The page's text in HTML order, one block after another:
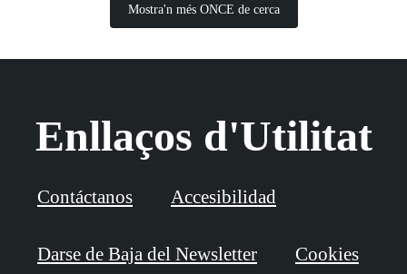
Mostra'n més ONCE de cerca
Enllaços d'Utilitat
Contáctanos Accesibilidad
Darse de Baja del Newsletter Cookies